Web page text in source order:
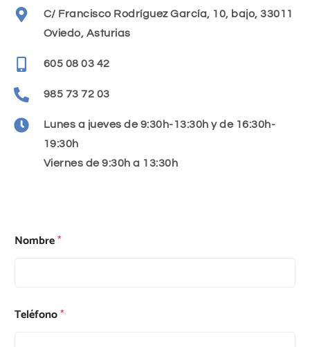
C/ Francisco Rodríguez García, 10, bajo, 33011
Oviedo, Asturias
605 08 03 42
985 73 72 03
Lunes a jueves de 9:30h-13:30h y de 16:30h-
19:30h
Viernes de 9:30h a 13:30h
Nombre*
Teléfono*